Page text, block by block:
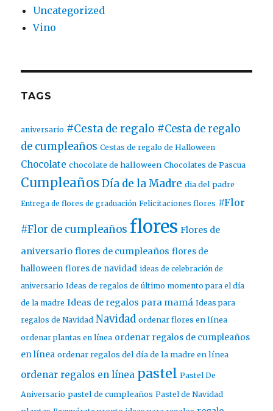
Uncategorized
Vino
TAGS
aniversario #Cesta de regalo #Cesta de regalo
de cumpleaños Cestas de regalo de Halloween
Chocolate chocolate de halloween Chocolates de Pascua
Cumpleaños Día de la Madre dia del padre
Entrega de flores de graduación Felicitaciones flores #Flor
#Flor de cumpleaños flores Flores de
aniversario flores de cumpleaños flores de
halloween flores de navidad ideas de celebración de
aniversario Ideas de regalos de último momento para el día
de la madre Ideas de regalos para mamá Ideas para
regalos de Navidad Navidad ordenar flores en línea
ordenar plantas en línea ordenar regalos de cumpleaños
en línea ordenar regalos del día de la madre en línea
ordenar regalos en línea pastel Pastel De
Aniversario pastel de cumpleaños Pastel de Navidad